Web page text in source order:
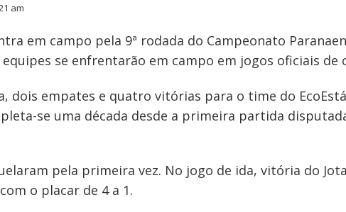
am
em campo pela 9ª rodada do Campeonato
equipes se enfrentarão em campo em jogos oficiais de
dois empates e quatro vitórias para o time do
se uma década desde a primeira partida
pela primeira vez. No jogo de ida, vitória do
o placar de 4 a 1.